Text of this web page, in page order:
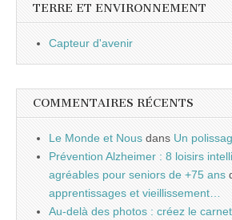
TERRE ET ENVIRONNEMENT
Capteur d'avenir
COMMENTAIRES RÉCENTS
Le Monde et Nous dans Un
Prévention Alzheimer : 8 loisirs
agréables pour seniors de +75 ans
apprentissages et vieillissement…
Au-delà des photos : créez le